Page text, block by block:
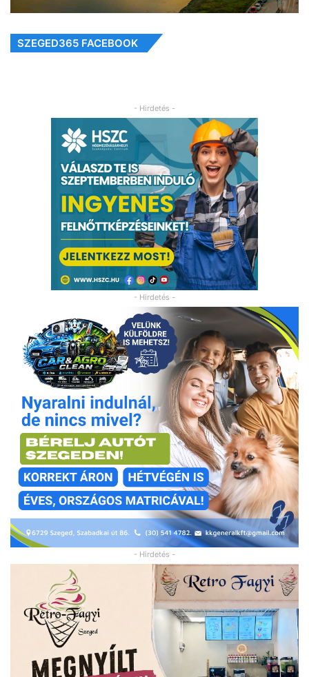
SZEGED365 FACEBOOK
- Hirdetés -
- Hirdetés -
- Hirdetés -